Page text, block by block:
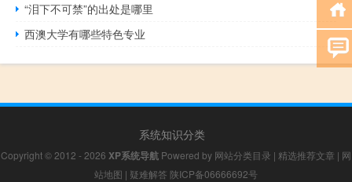
“泪下不可禁”的出处是哪里
西澳大学有哪些特色专业
系统知识分类
Copyright © 2012 - 2026 XP系统导航 Powered by 网站分类目录 | 精选推荐文章 | 网
站地图 | 疑难解答 陕ICP备06666692号